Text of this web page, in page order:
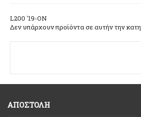
L200 '19-ON
Δεν υπάρχουν προϊόντα σε αυτήν την
ΑΠΟΣΤΟΛΗ